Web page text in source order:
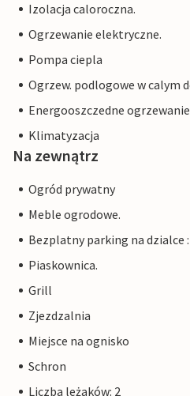
Izolacja caloroczna.
Ogrzewanie elektryczne.
Pompa ciepla
Ogrzew. podlogowe w calym
Energooszczedne ogrzewanie
Klimatyzacja
Na zewnątrz
Ogród prywatny
Meble ogrodowe.
Bezplatny parking na dzialce
Piaskownica.
Grill
Zjezdzalnia
Miejsce na ognisko
Schron
Liczba leżaków: 2